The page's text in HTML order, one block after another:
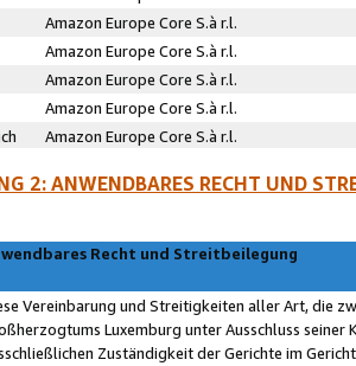
Amazon Europe Core S.à r.l.
Amazon Europe Core S.à r.l.
Amazon Europe Core S.à r.l.
Amazon Europe Core S.à r.l.
Amazon Europe Core S.à r.l.
2: ANWENDBARES RECHT UND
Recht und Streitbeilegung
Vereinbarung und Streitigkeiten aller Art, die
Luxemburg unter Ausschluss
Zuständigkeit der Gerichte im